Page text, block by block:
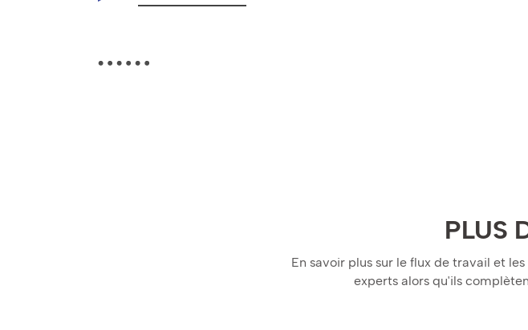
PLUS
En savoir plus sur le flux de travail et
experts alors qu'ils